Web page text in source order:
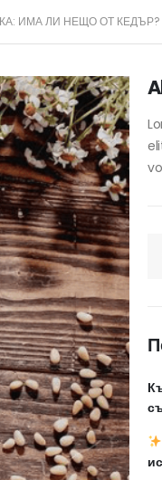
ИМА ЛИ НЕЩО ОТ КЕДЪР?